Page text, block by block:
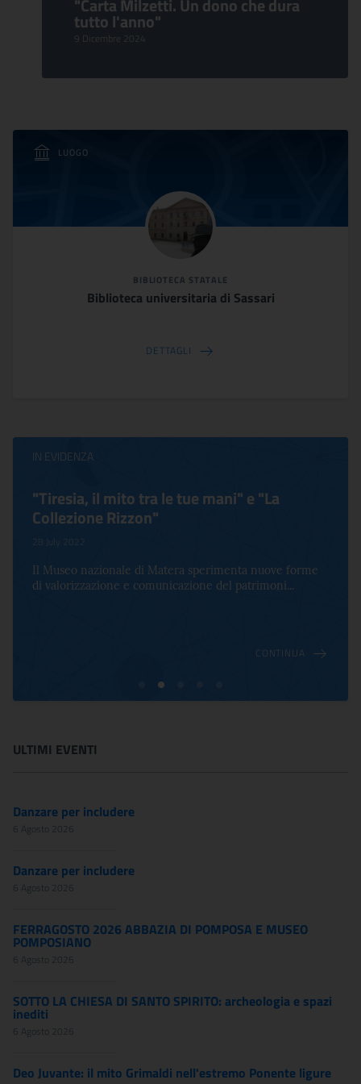
"Carta Milzetti. Un dono che dura
tutto l'anno"
9 Dicembre 2024
LUOGO
BIBLIOTECA STATALE
Biblioteca universitaria di Sassari
DETTAGLI
IN EVIDENZA
"Tiresia, il mito tra le tue mani" e "La
Collezione Rizzon"
28 July 2022
Il Museo nazionale di Matera sperimenta nuove forme
di valorizzazione e comunicazione del patrimoni...
CONTINUA
ULTIMI EVENTI
Danzare per includere
6 Agosto 2026
Danzare per includere
6 Agosto 2026
FERRAGOSTO 2026 ABBAZIA DI POMPOSA E MUSEO
POMPOSIANO
6 Agosto 2026
SOTTO LA CHIESA DI SANTO SPIRITO: archeologia e spazi
inediti
6 Agosto 2026
Deo Juvante: il mito Grimaldi nell'estremo Ponente ligure